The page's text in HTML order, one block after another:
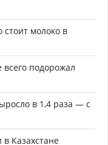
стоит молоко в
всего подорожал
в 1,4 раза — с
Казахстане